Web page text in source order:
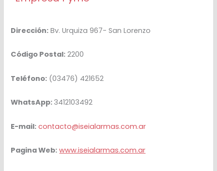
Dirección: Bv. Urquiza 967- San Lorenzo
Código Postal: 2200
Teléfono: (03476) 421652
WhatsApp: 3412103492
E-mail: contacto@iseialarmas.com.ar
Pagina Web: www.iseialarmas.com.ar